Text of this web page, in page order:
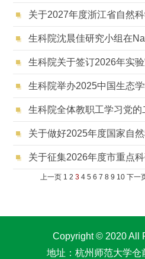
上一页 1 2 3 4 5 6 7 8 9 10 下一
Copyright © 2020 All
地址：杭州师范大学仓